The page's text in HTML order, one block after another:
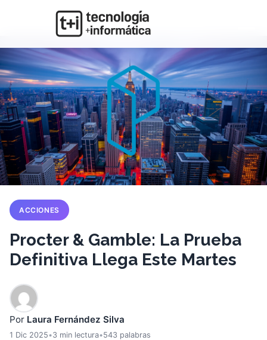
ACCIONES
Procter & Gamble: La Prueba
Definitiva Llega Este Martes
Por Laura Fernández Silva
1 Dic 2025•3 min lectura•543 palabras